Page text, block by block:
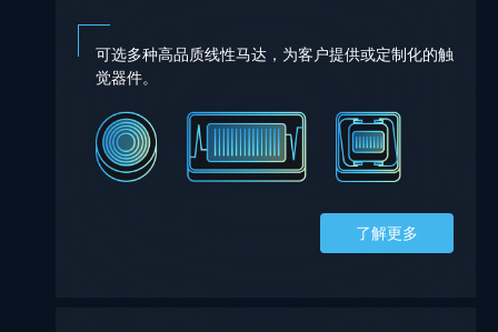
可选多种高品质线性马达，为客户提供或定制化的触
觉器件。
了解更多